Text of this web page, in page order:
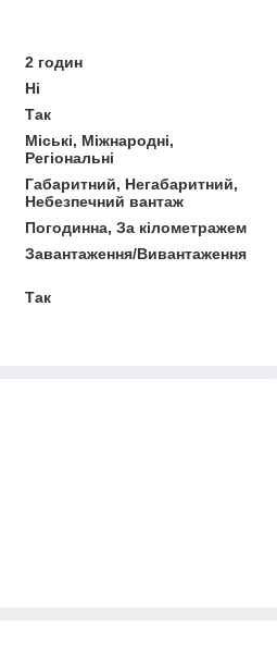
2 годин
Ні
Так
Міські, Міжнародні,
Регіональні
Габаритний, Негабаритний,
Небезпечний вантаж
Погодинна, За кілометражем
Завантаження/Вивантаження
Так